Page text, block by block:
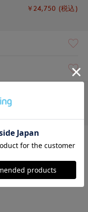
￥24,750 (税込)